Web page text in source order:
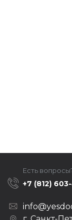
Есть
+7 (812)